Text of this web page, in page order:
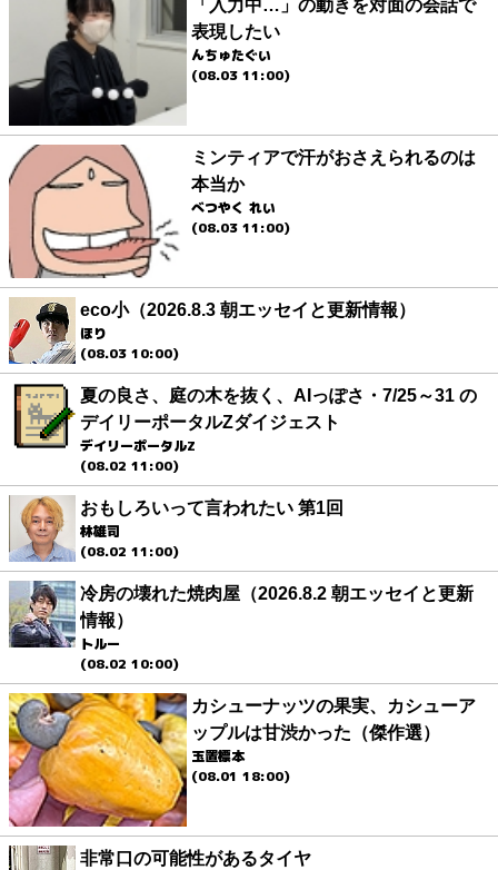
「入力中…」の動きを対面の会話で
表現したい
んちゅたぐい
(08.03 11:00)
ミンティアで汗がおさえられるのは
本当か
べつやく れい
(08.03 11:00)
eco小（2026.8.3 朝エッセイと更新情報）
ほり
(08.03 10:00)
夏の良さ、庭の木を抜く、AIっぽさ・7/25～31 の
デイリーポータルZダイジェスト
デイリーポータルZ
(08.02 11:00)
おもしろいって言われたい 第1回
林雄司
(08.02 11:00)
冷房の壊れた焼肉屋（2026.8.2 朝エッセイと更新
情報）
トルー
(08.02 10:00)
カシューナッツの果実、カシューア
ップルは甘渋かった（傑作選）
玉置標本
(08.01 18:00)
非常口の可能性があるタイヤ